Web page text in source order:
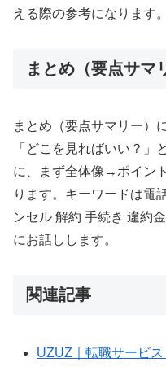
える際の参考になります。
まとめ（要点サマ
まとめ（要点サマリー）
「どこを見ればいい？」
に、まず全体像→ポイン
ります。キーワードは電
ンセル 解約 手続き 違約
にお話しします。
AIPW-
4o-
関連記事
UZUZ｜転職サービ